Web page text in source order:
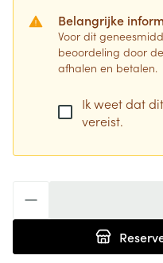
Belangrijke
Voor dit
beoordeling door
afhalen en betalen.
Ik weet dat
vereist.